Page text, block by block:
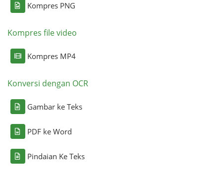
Kompres PNG
Kompres file video
Kompres MP4
Konversi dengan OCR
Gambar ke Teks
PDF ke Word
Pindaian Ke Teks